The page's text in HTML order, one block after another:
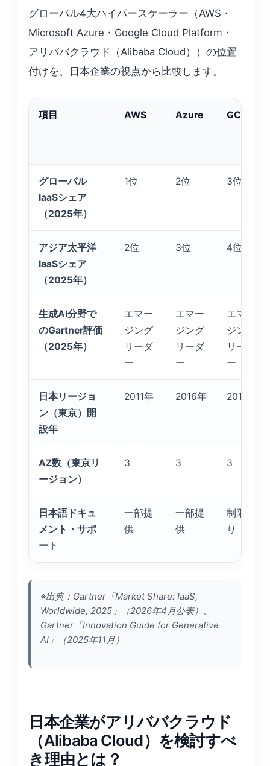
グローバル4大ハイパースケーラー（AWS・
Microsoft Azure・Google Cloud Platform・
アリババクラウド（Alibaba Cloud））の位置
付けを、日本企業の視点から比較します。
項目 AWS Azure GCP
グローバル
IaaSシェア
（2025年）
1位 2位 3位
アジア太平洋
IaaSシェア
（2025年）
2位 3位 4位
生成AI分野で
のGartner評価
（2025年）
エマー
ジング
リーダ
ー
エマー
ジング
リーダ
ー
エマー
ジング
リーダ
ー
日本リージョ
ン（東京）開
設年
2011年 2016年 2018年
AZ数（東京リ
ージョン）
3 3 3
日本語ドキュ
メント・サポ
ート
一部提
供
一部提
供
制限あ
り
※出典：Gartner「Market Share: IaaS,
Worldwide, 2025」（2026年4月公表）、
Gartner「Innovation Guide for Generative
AI」（2025年11月）
日本企業がアリババクラウド
（Alibaba Cloud）を検討すべ
き理由とは？